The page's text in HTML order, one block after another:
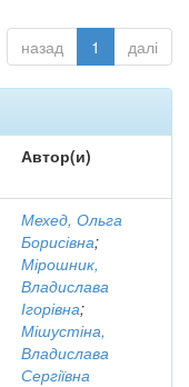
назад 1 далі
Автор(и)
Мехед, Ольга
Борисівна;
Мірошник,
Владислава
Ігорівна;
Мішустіна,
Владислава
Сергіївна